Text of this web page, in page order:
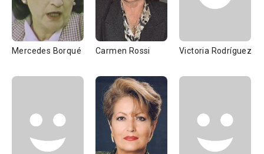
Mercedes Borqué Carmen Rossi Victoria Rodríguez